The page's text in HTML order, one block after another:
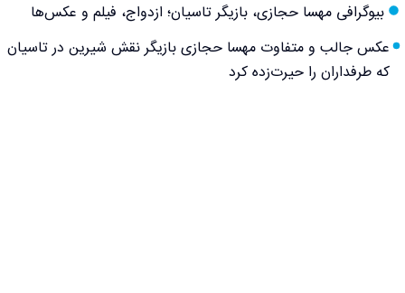
بیوگرافی مهسا حجازی، بازیگر تاسیان؛ ازدواج، فیلم و عکس‌ها
عکس جالب و متفاوت مهسا حجازی بازیگر نقش شیرین در تاسیان
که طرفداران را حیرت‌زده کرد